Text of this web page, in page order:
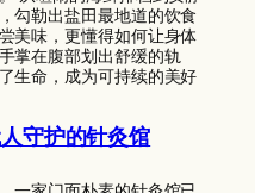
勾勒出盐田最地道的饮食
美味，更懂得如何让身体
掌在腹部划出舒缓的轨
生命，成为可持续的美好
守护的针灸馆